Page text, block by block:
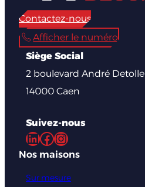
Contactez-nous
Afficher le numéro
Siège Social
2 boulevard André Detolle
14000 Caen
Suivez-nous
LinkedIn Facebook Instagram
Nos maisons
Sur mesure